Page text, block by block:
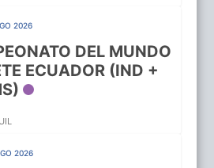
2026
DEL MUNDO
ECUADOR (IND +
2026